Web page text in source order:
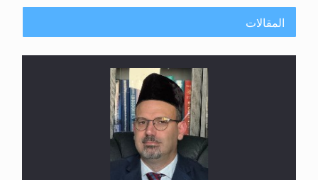
إتمام حفظ القرآن الكريم لثلاثة طلاب من مدرسة الحفظ
المقالات